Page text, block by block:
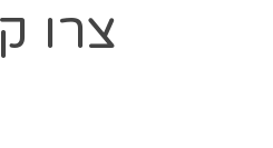
צרו